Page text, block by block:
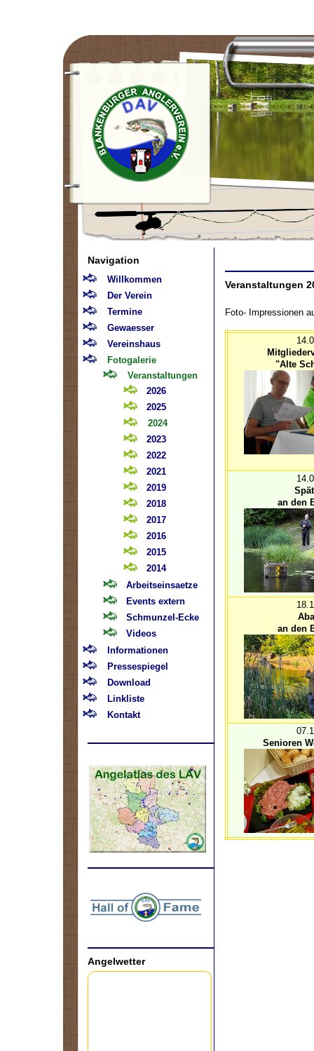
Navigation
Willkommen
Der Verein
Termine
Gewaesser
Vereinshaus
Fotogalerie
Veranstaltungen
2026
2025
2024
2023
2022
2021
2019
2018
2017
2016
2015
2014
Arbeitseinsaetze
Events extern
Schmunzel-Ecke
Videos
Informationen
Pressespiegel
Download
Linkliste
Kontakt
Angelwetter
Veranstaltungen
Foto- Impressionen
"Alte
an den
an den
Senioren